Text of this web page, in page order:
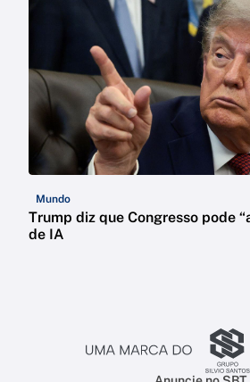
Mundo
Trump diz que Congresso pode
de IA